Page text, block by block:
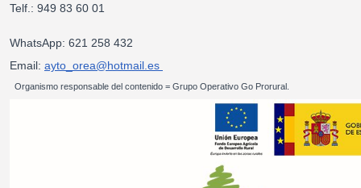
Telf.: 949 83 60 01
WhatsApp: 621 258 432
Email: ayto_orea@hotmail.es
Organismo responsable del contenido = Grupo Operativo Go Prorural.